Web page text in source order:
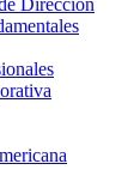
Dirección